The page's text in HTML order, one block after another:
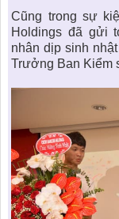
Cũng trong sự
Holdings đã gửi
nhân dịp sinh
Trưởng Ban Kiểm